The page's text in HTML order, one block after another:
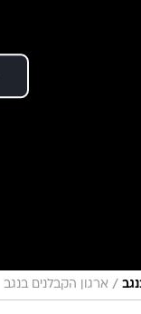
/ ארגון הקבלנים בנגב